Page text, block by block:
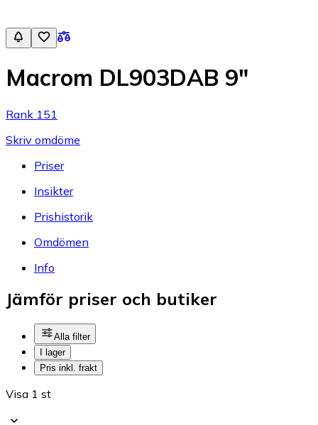
Macrom DL903DAB 9"
Rank 151
Skriv omdöme
Priser
Insikter
Prishistorik
Omdömen
Info
Jämför priser och butiker
Alla filter
I lager
Pris inkl. frakt
Visa 1 st